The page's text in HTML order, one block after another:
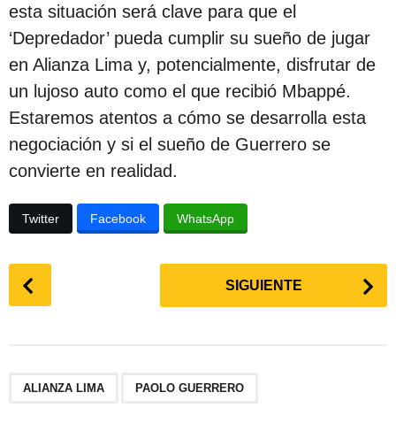
esta situación será clave para que el
‘Depredador’ pueda cumplir su sueño de jugar
en Alianza Lima y, potencialmente, disfrutar de
un lujoso auto como el que recibió Mbappé.
Estaremos atentos a cómo se desarrolla esta
negociación y si el sueño de Guerrero se
convierte en realidad.
Twitter Facebook WhatsApp
o
SIGUIENTE
ALIANZA LIMA PAOLO GUERRERO